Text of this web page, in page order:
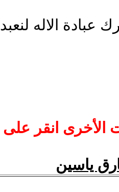
الاله لنعبد
الأخرى انقر على
ياسين